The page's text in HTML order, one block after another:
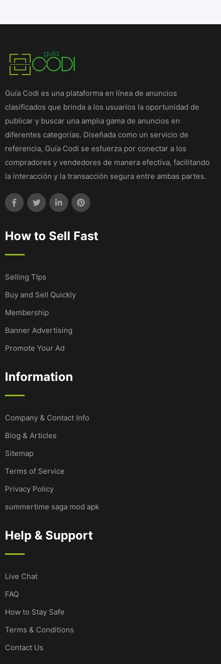
Guía Codi es una plataforma en línea de anuncios
clasificados que brinda a los usuarios la oportunidad de
publicar y buscar una amplia gama de anuncios en
diferentes categorías. Diseñada como un servicio de
referencia, Guía Codi se esfuerza por conectar a los
compradores y vendedores de manera efectiva, facilitando
la interacción y la transacción segura entre ambas partes.
How to Sell Fast
Selling TIps
Buy and Sell Quickly
Membership
Banner Advertising
Promote Your Ad
Information
Company & Contact Info
Blog & Articles
Sitemap
Terms of Service
Privacy Policy
summertime saga mod apk
Help & Support
Live Chat
FAQ
How to Stay Safe
Terms & Conditions
Contact Us